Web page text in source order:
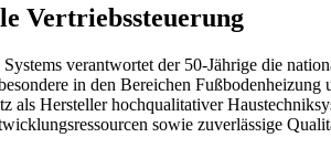
Vertriebssteuerung
verantwortet der 50-Jährige die
in den Bereichen
als Hersteller hochqualitativer
sowie zuverlässige